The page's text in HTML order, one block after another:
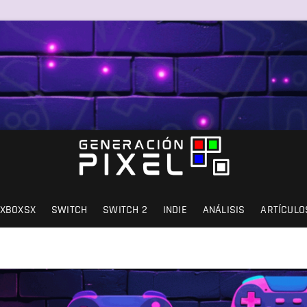
XBOXSX SWITCH SWITCH 2 INDIE ANÁLISIS